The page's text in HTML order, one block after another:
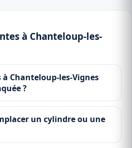
à Chanteloup-les-
Chanteloup-les-Vignes
?
un cylindre ou une